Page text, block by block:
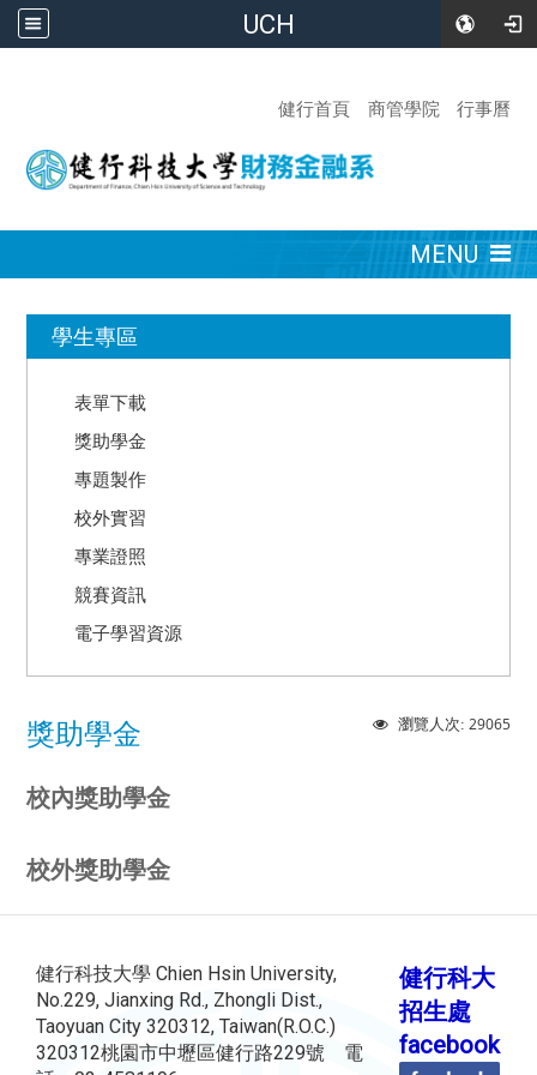
UCH
健行首頁
商管學院 行事曆
MENU
學生專區
表單下載
獎助學金
專題製作
校外實習
專業證照
競賽資訊
電子學習資源
瀏覽人次: 29065
獎助學金
校內獎助學金
校外獎助學金
健行科技大學 Chien Hsin University,
No.229, Jianxing Rd., Zhongli Dist.,
Taoyuan City 320312, Taiwan(R.O.C.)
320312桃園市中壢區健行路229號 電
健行科大
招生處
facebook